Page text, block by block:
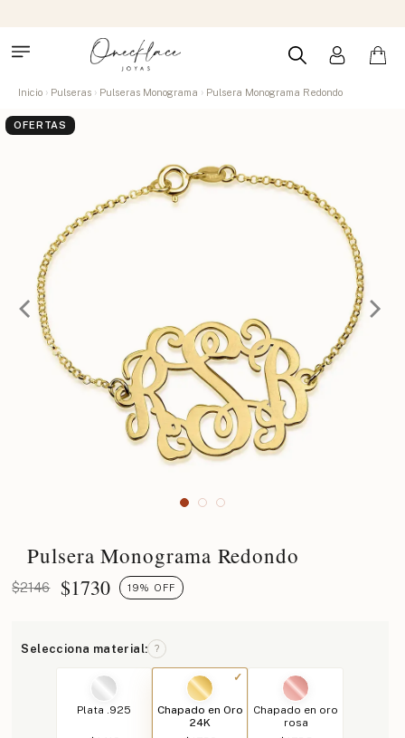
Inicio Pulseras Pulseras Monograma Pulsera Monograma Redondo
OFERTAS
Pulsera Monograma Redondo
$2146 $1730 19% OFF
Selecciona material: ?
Plata .925
Chapado en Oro
24K
Chapado en oro
rosa